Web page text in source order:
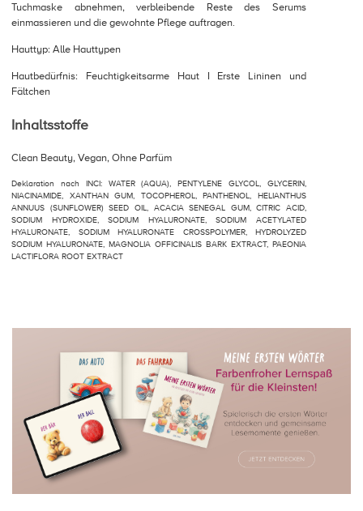
Tuchmaske abnehmen, verbleibende Reste des Serums
einmassieren und die gewohnte Pflege auftragen.
Hauttyp: Alle Hauttypen
Hautbedürfnis: Feuchtigkeitsarme Haut I Erste Lininen und
Fältchen
Inhaltsstoffe
Clean Beauty, Vegan, Ohne Parfüm
Deklaration nach INCI: WATER (AQUA), PENTYLENE GLYCOL, GLYCERIN,
NIACINAMIDE, XANTHAN GUM, TOCOPHEROL, PANTHENOL, HELIANTHUS
ANNUUS (SUNFLOWER) SEED OIL, ACACIA SENEGAL GUM, CITRIC ACID,
SODIUM HYDROXIDE, SODIUM HYALURONATE, SODIUM ACETYLATED
HYALURONATE, SODIUM HYALURONATE CROSSPOLYMER, HYDROLYZED
SODIUM HYALURONATE, MAGNOLIA OFFICINALIS BARK EXTRACT, PAEONIA
LACTIFLORA ROOT EXTRACT